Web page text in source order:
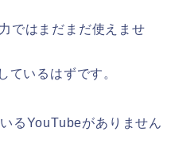
ではまだまだ使えませ
ているはずです。
るYouTubeがありません